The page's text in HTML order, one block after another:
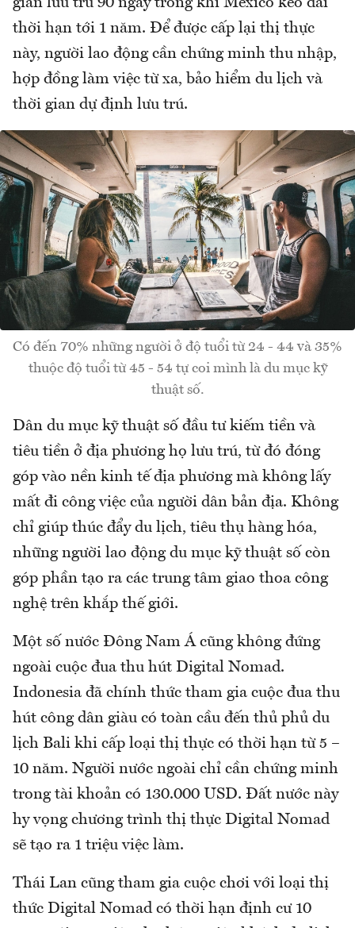
gian lưu trú 90 ngày trong khi Mexico kéo dài
thời hạn tới 1 năm. Để được cấp lại thị thực
này, người lao động cần chứng minh thu nhập,
hợp đồng làm việc từ xa, bảo hiểm du lịch và
thời gian dự định lưu trú.
Có đến 70% những người ở độ tuổi từ 24 - 44 và 35%
thuộc độ tuổi từ 45 - 54 tự coi mình là du mục kỹ
thuật số.
Dân du mục kỹ thuật số đầu tư kiếm tiền và
tiêu tiền ở địa phương họ lưu trú, từ đó đóng
góp vào nền kinh tế địa phương mà không lấy
mất đi công việc của người dân bản địa. Không
chỉ giúp thúc đẩy du lịch, tiêu thụ hàng hóa,
những người lao động du mục kỹ thuật số còn
góp phần tạo ra các trung tâm giao thoa công
nghệ trên khắp thế giới.
Một số nước Đông Nam Á cũng không đứng
ngoài cuộc đua thu hút Digital Nomad.
Indonesia đã chính thức tham gia cuộc đua thu
hút công dân giàu có toàn cầu đến thủ phủ du
lịch Bali khi cấp loại thị thực có thời hạn từ 5 –
10 năm. Người nước ngoài chỉ cần chứng minh
trong tài khoản có 130.000 USD. Đất nước này
hy vọng chương trình thị thực Digital Nomad
sẽ tạo ra 1 triệu việc làm.
Thái Lan cũng tham gia cuộc chơi với loại thị
thức Digital Nomad có thời hạn định cư 10